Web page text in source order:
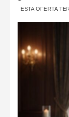
ESTA OFERTA